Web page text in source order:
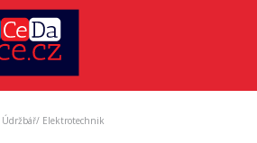
Údržbář/ Elektrotechnik